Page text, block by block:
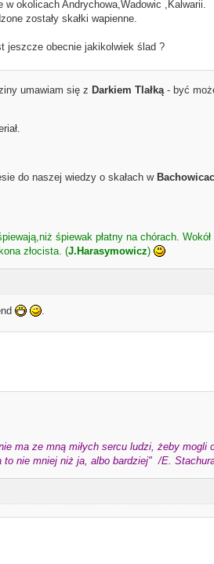
okolicach Andrychowa,Wadowic ,Kalwarii.
zostały skałki wapienne.
jeszcze obecnie jakikolwiek ślad ?
umawiam się z Darkiem Tlałką - być
do naszej wiedzy o skałach w
śpiewak płatny na chórach.
złocista. (J.Harasymowicz)
.
ma ze mną miłych sercu ludzi, żeby mogli
to nie mniej niż ja, albo bardziej" /E.